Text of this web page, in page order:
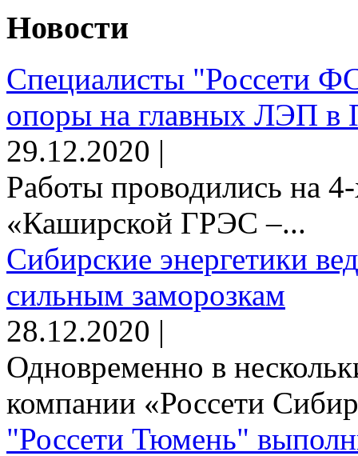
Новости
Специалисты "Россети
опоры на главных ЛЭП в
29.12.2020 |
Работы проводились на
«Каширской ГРЭС –...
Сибирские энергетики
сильным заморозкам
28.12.2020 |
Одновременно в
компании «Россети
"Россети Тюмень"